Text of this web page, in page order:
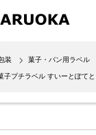
装 菓子・パン用ラベル
子プチラベル すいーとぽて